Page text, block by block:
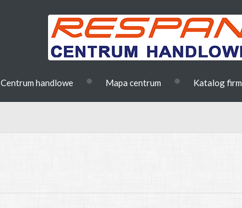
Centrum handlowe • Mapa centrum • Katalog firm